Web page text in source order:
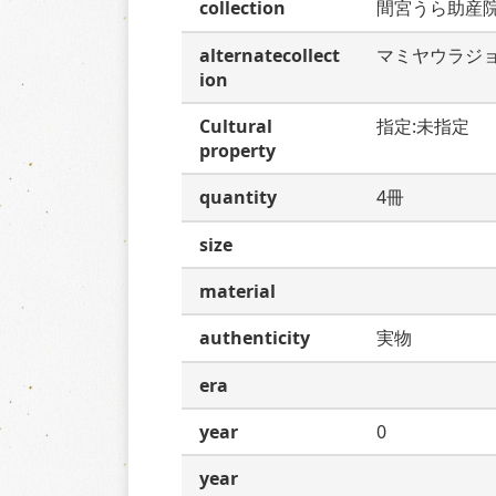
collection
間宮うら助産
alternatecollect
ion
マミヤウラジ
Cultural
property
指定:未指定
quantity
4冊
size
material
authenticity
実物
era
year
0
year